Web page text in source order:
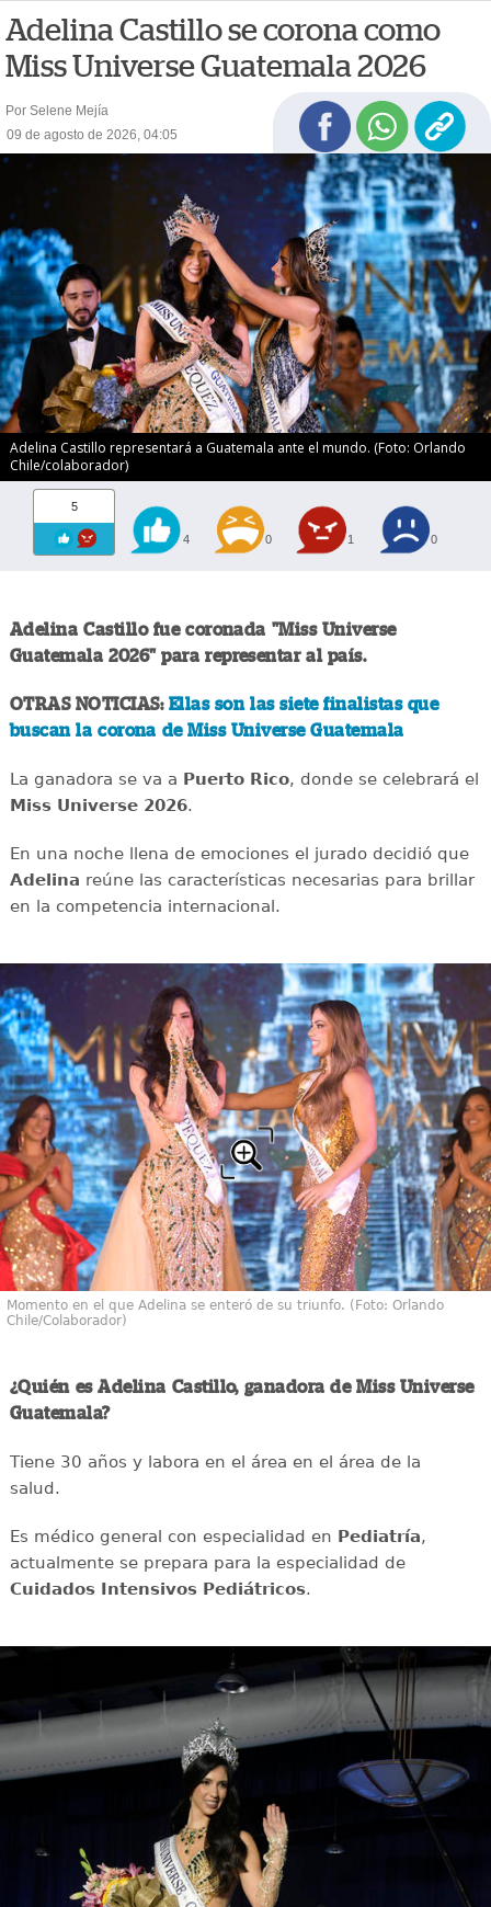
Adelina Castillo se corona como
Miss Universe Guatemala 2026
Por Selene Mejía
09 de agosto de 2026, 04:05
Adelina Castillo representará a Guatemala ante el mundo. (Foto: Orlando
Chile/colaborador)
5
4 0 1 0
Adelina Castillo fue coronada "Miss Universe
Guatemala 2026" para representar al país.
OTRAS NOTICIAS: Ellas son las siete finalistas que
buscan la corona de Miss Universe Guatemala
La ganadora se va a Puerto Rico, donde se celebrará el
Miss Universe 2026.
En una noche llena de emociones el jurado decidió que
Adelina reúne las características necesarias para brillar
en la competencia internacional.
Momento en el que Adelina se enteró de su triunfo. (Foto: Orlando
Chile/Colaborador)
¿Quién es Adelina Castillo, ganadora de Miss Universe
Guatemala?
Tiene 30 años y labora en el área en el área de la
salud.
Es médico general con especialidad en Pediatría,
actualmente se prepara para la especialidad de
Cuidados Intensivos Pediátricos.